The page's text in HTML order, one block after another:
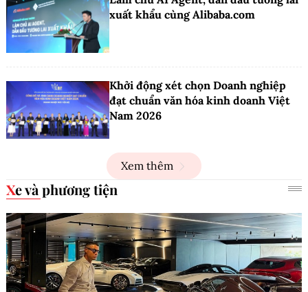
xuất khẩu cùng Alibaba.com
Khởi động xét chọn Doanh nghiệp
đạt chuẩn văn hóa kinh doanh Việt
Nam 2026
Xem thêm
Xe và phương tiện